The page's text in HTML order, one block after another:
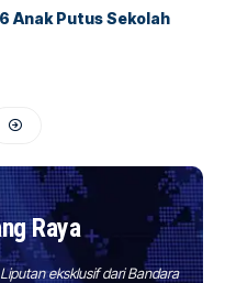
Anak Putus Sekolah
Raya
eksklusif dari Bandara